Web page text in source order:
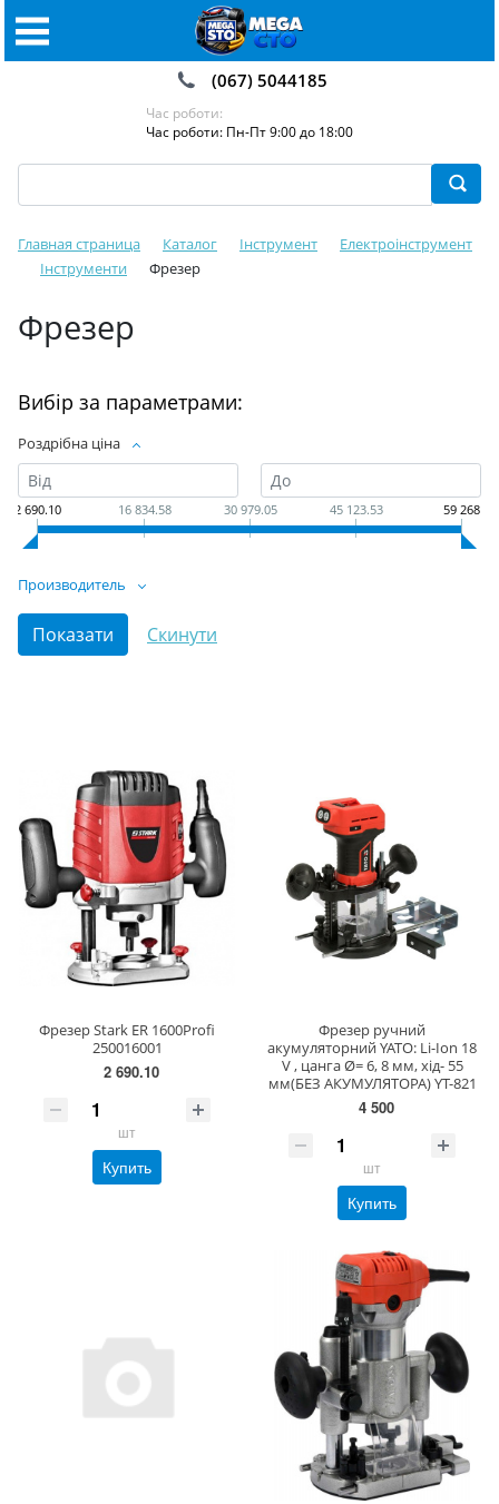
(067) 5044185
Час роботи:
Час роботи: Пн-Пт 9:00 до 18:00
Главная страница Каталог Інструмент
Електроінструмент
Інструменти
Фрезер
Фрезер
Вибір за параметрами:
Роздрібна ціна
2 690.10 16 834.58 30 979.05 45 123.53 59 268
Производитель
Фрезер Stark ER 1600Profi
250016001
2 690.10
шт
Купить
Фрезер ручний
акумуляторний YATO: Li-Ion 18
V , цанга Ø= 6, 8 мм, хід- 55
мм(БЕЗ АКУМУЛЯТОРА) YT-821
4 500
шт
Купить